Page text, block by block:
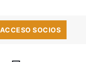
ACCESO SOCIOS